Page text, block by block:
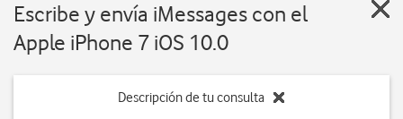
Escribe y envía iMessages con el
Apple iPhone 7 iOS 10.0
Descripción de tu consulta